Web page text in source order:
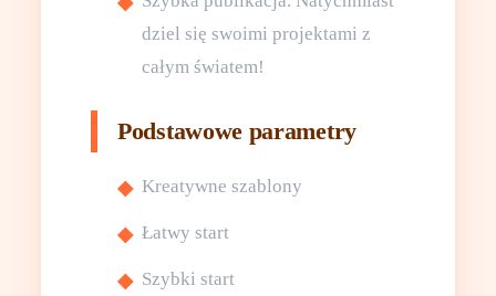
dziel się swoimi projektami z
całym światem!
Podstawowe parametry
Kreatywne szablony
Łatwy start
Szybki start